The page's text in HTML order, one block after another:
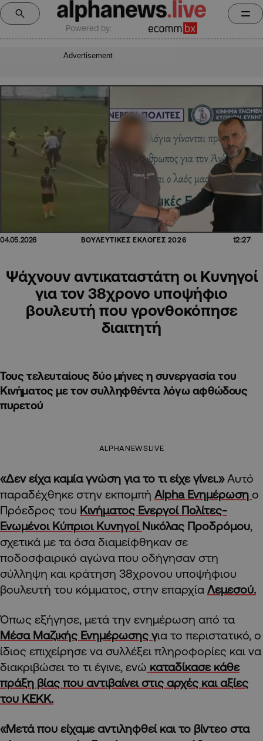
Powered by:
Advertisement
04.05.2026 ΒΟΥΛΕΥΤΙΚΕΣ ΕΚΛΟΓΕΣ 2026 12:27
Ψάχνουν αντικαταστάτη οι Κυνηγοί
για τον 38χρονο υποψήφιο
βουλευτή που γρονθοκόπησε
διαιτητή
Τους τελευταίους δύο μήνες η συνεργασία του
Κινήματος με τον συλληφθέντα λόγω αφθώδους
πυρετού
ALPHANEWSLIVE
«Δεν είχα καμία γνώση για το τι είχε γίνει.»Αυτό
παραδέχθηκε στην εκπομπή Alpha Ενημέρωση ο
Πρόεδρος του Κινήματος Ενεργοί Πολίτες-
Ενωμένοι Κύπριοι Κυνηγοί Νικόλας Προδρόμου,
σχετικά με τα όσα διαμείφθηκαν σε
ποδοσφαιρικό αγώνα που οδήγησαν στη
σύλληψη και κράτηση 38χρονου υποψήφιου
βουλευτή του κόμματος, στην επαρχία Λεμεσού.
Όπως εξήγησε, μετά την ενημέρωση από τα
Μέσα Μαζικής Ενημέρωσης για το περιστατικό, ο
ίδιος επιχείρησε να συλλέξει πληροφορίες και να
διακριβώσει το τι έγινε, ενώ καταδίκασε κάθε
πράξη βίας που αντιβαίνει στις αρχές και αξίες
του ΚΕΚΚ.
«Μετά που είχαμε αντιληφθεί και το βίντεο στα